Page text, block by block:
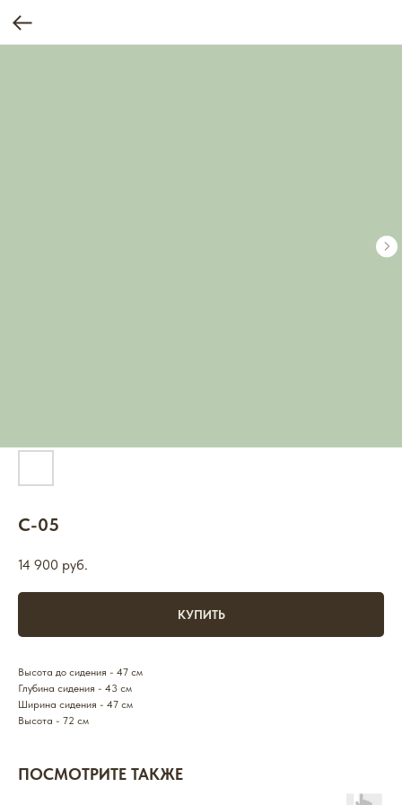
С-05
14 900 руб.
КУПИТЬ
Высота до сидения - 47 см
Глубина сидения - 43 см
Ширина сидения - 47 см
Высота - 72 см
ПОСМОТРИТЕ ТАКЖЕ